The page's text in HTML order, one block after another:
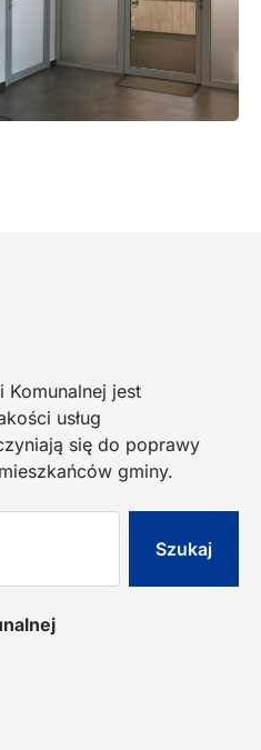
Komunalnej jest
usług
się do poprawy
gminy.
Szukaj